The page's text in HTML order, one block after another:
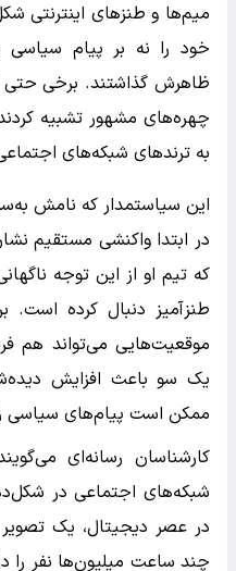
میم‌ها و طنزهای اینترنتی
خود را نه بر پیام سیاسی
ظاهرش گذاشتند. برخی حتی
چهره‌های مشهور تشبیه
به ترندهای شبکه‌های
این سیاستمدار که نامش
در ابتدا واکنشی مستقیم
که تیم او از این توجه
طنزآمیز دنبال کرده است.
موقعیت‌هایی می‌تواند هم
یک سو باعث افزایش
ممکن است پیام‌های سیاسی
کارشناسان رسانه‌ای
شبکه‌های اجتماعی در
در عصر دیجیتال، یک
چند ساعت میلیون‌ها نفر را